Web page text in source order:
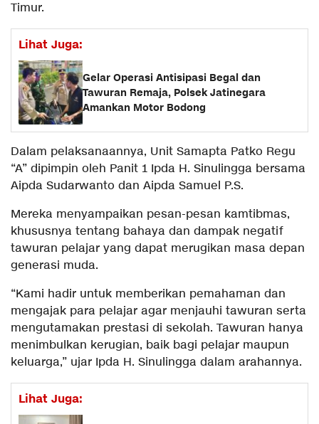
Timur.
Lihat Juga:
Gelar Operasi Antisipasi Begal dan
Tawuran Remaja, Polsek Jatinegara
Amankan Motor Bodong
Dalam pelaksanaannya, Unit Samapta Patko Regu
“A” dipimpin oleh Panit 1 Ipda H. Sinulingga bersama
Aipda Sudarwanto dan Aipda Samuel P.S.
Mereka menyampaikan pesan-pesan kamtibmas,
khususnya tentang bahaya dan dampak negatif
tawuran pelajar yang dapat merugikan masa depan
generasi muda.
“Kami hadir untuk memberikan pemahaman dan
mengajak para pelajar agar menjauhi tawuran serta
mengutamakan prestasi di sekolah. Tawuran hanya
menimbulkan kerugian, baik bagi pelajar maupun
keluarga,” ujar Ipda H. Sinulingga dalam arahannya.
Lihat Juga: